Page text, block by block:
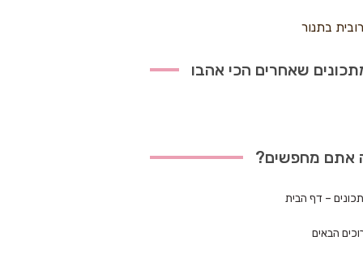
בתנור
שאחרים הכי אהבו
אתם מחפשים?
– דף הבית
הבאים